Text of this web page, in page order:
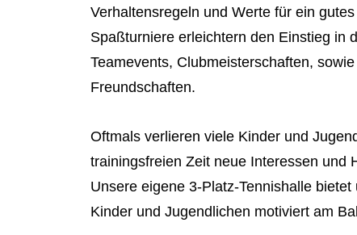
Verhaltensregeln und Werte für ein
Spaßturniere erleichtern den Einstieg in
Teamevents, Clubmeisterschaften,
Freundschaften.
Oftmals verlieren viele Kinder und
trainingsfreien Zeit neue Interessen und
Unsere eigene 3-Platz-Tennishalle
Kinder und Jugendlichen motiviert am